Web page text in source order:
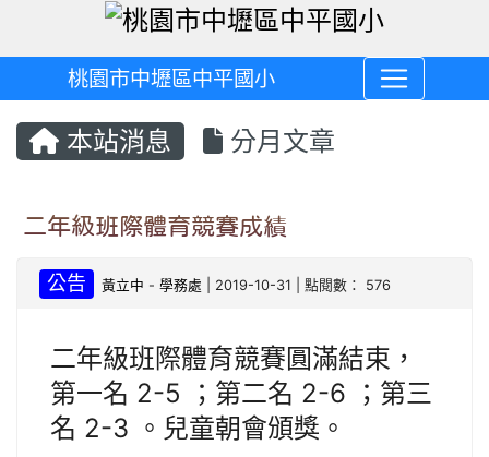
桃園市中壢區中平國小
本站消息 分月文章
二年級班際體育競賽成績
公告 黃立中 -學務處 | 2019-10-31 | 點閱數： 576
二年級班際體育競賽圓滿結束，
第一名 2-5 ；第二名 2-6 ；第三
名 2-3 。兒童朝會頒獎。